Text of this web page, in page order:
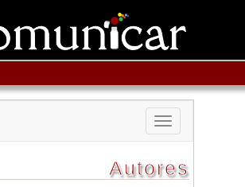
Toggle
navigation
Autores